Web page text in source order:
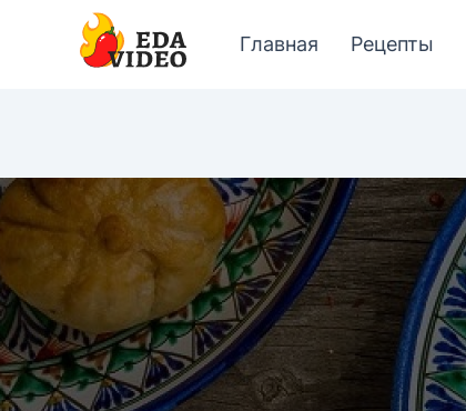
Главная Рецепты